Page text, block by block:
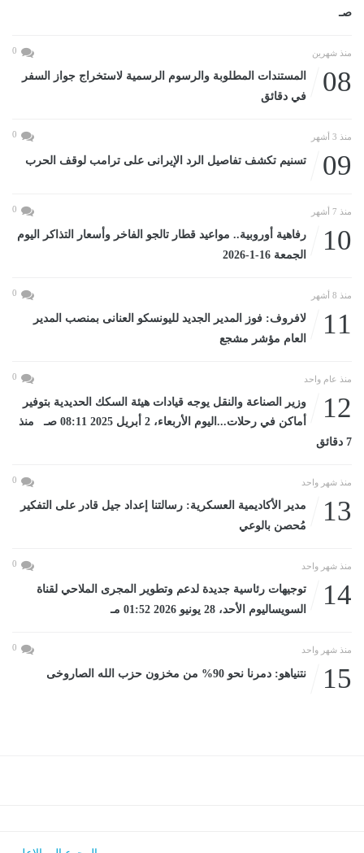
صـ
منذ شهرين 0
08
المستندات المطلوبة والرسوم الرسمية لاستخراج جواز السفر
في دقائق
منذ 3 أشهر 0
09 تسنيم تكشف تفاصيل الرد الإيرانى على ترامب لوقف الحرب
منذ 7 أشهر 0
10
رفاهية أوروبية.. مواعيد قطار تالجو الفاخر وأسعار التذاكر اليوم
الجمعة 16-1-2026
منذ 8 أشهر 0
11
لافروف: فوز المدير الجديد لليونسكو العنانى بمنصب المدير
العام مؤشر مشجع
منذ عام واحد 0
12
وزير الصناعة والنقل يوجه قيادات هيئة السكك الحديدية بتوفير
أماكن في رحلات...اليوم الأربعاء، 2 أبريل 2025 08:11 صـ منذ
7 دقائق
منذ شهر واحد 0
13
مدير الأكاديمية العسكرية: رسالتنا إعداد جيل قادر على التفكير
مُحصن بالوعي
منذ شهر واحد 0
14
توجيهات رئاسية جديدة لدعم وتطوير المجرى الملاحي لقناة
السويساليوم الأحد، 28 يونيو 2026 01:52 مـ
منذ شهر واحد 0
15 نتنياهو: دمرنا نحو 90% من مخزون حزب الله الصاروخى